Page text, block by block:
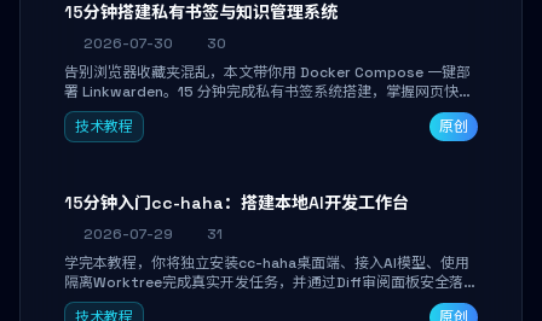
15分钟搭建私有书签与知识管理系统
2026-07-30
30
告别浏览器收藏夹混乱，本文带你用 Docker Compose 一键部
署 Linkwarden。15 分钟完成私有书签系统搭建，掌握网页快照
归档、高亮批注、分类管理与全文搜索。适合开发者与知识工作
者打造个人知识库，资料统一归档，随时检索。
技术教程 原创
15分钟入门cc-haha：搭建本地AI开发工作台
2026-07-29
31
学完本教程，你将独立安装cc-haha桌面端、接入AI模型、使用
隔离Worktree完成真实开发任务，并通过Diff审阅面板安全落地
AI代码改写。告别终端黑盒操作，让AI在沙箱环境中工作，你只